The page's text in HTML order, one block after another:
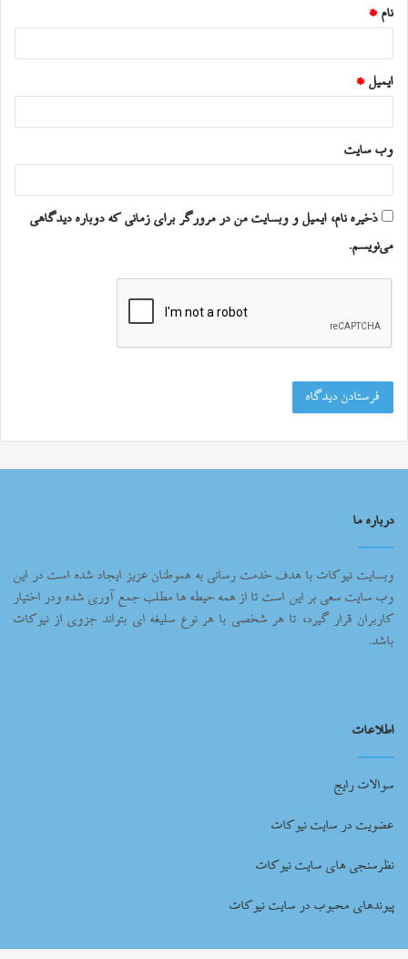
نام *
ایمیل *
وب‌ سایت
ذخیره نام، ایمیل و وبسایت من در مرورگر برای زمانی که دوباره دیدگاهی
می‌نویسم.
درباره ما
وبسایت نیوکات با هدف خدمت رسانی به هموطنان عزیز ایجاد شده است در این
وب سایت سعی بر این است تا از همه حیطه ها مطلب جمع آوری شده ودر اختیار
کاربران قرار گیرد، تا هر شخصی با هر نوع سلیغه ای بتواند جزوی از نیوکات
باشد.
اطلاعات
سوالات رایج
عضویت در سایت نیوکات
نظرسنجی های سایت نیوکات
پیوندهای محبوب در سایت نیوکات